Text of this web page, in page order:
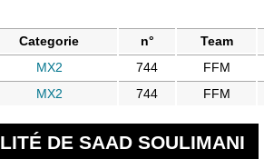
Categorie n° Team
MX2 744 FFM
MX2 744 FFM
DE SAAD SOULIMANI